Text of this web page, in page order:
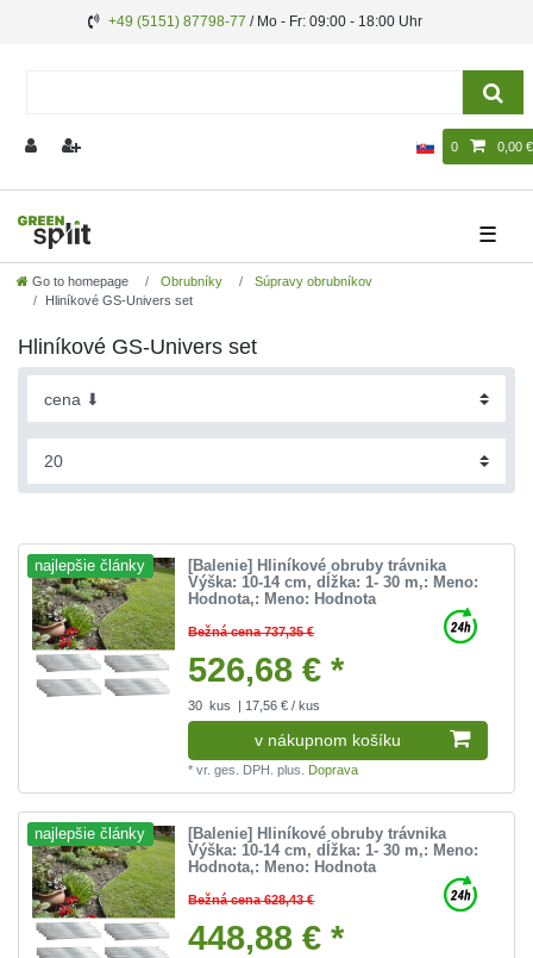
+49 (5151) 87798-77 / Mo - Fr: 09:00 - 18:00 Uhr
0 0,00 €
☰
Go to homepage Obrubníky
Súpravy obrubníkov
Hliníkové GS-Univers set
Hliníkové GS-Univers set
najlepšie články
[Balenie] Hliníkové obruby trávnika
Výška: 10-14 cm, dĺžka: 1- 30 m,: Meno:
Hodnota,: Meno: Hodnota
Bežná cena 737,35 €
526,68 € *
30 kus | 17,56 € / kus
v nákupnom košíku
*vr. ges. DPH. plus. Doprava
najlepšie články
[Balenie] Hliníkové obruby trávnika
Výška: 10-14 cm, dĺžka: 1- 30 m,: Meno:
Hodnota,: Meno: Hodnota
Bežná cena 628,43 €
448,88 € *